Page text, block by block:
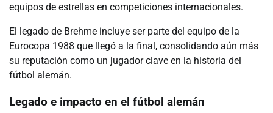
equipos de estrellas en competiciones internacionales.
El legado de Brehme incluye ser parte del equipo de la
Eurocopa 1988 que llegó a la final, consolidando aún más
su reputación como un jugador clave en la historia del
fútbol alemán.
Legado e impacto en el fútbol alemán